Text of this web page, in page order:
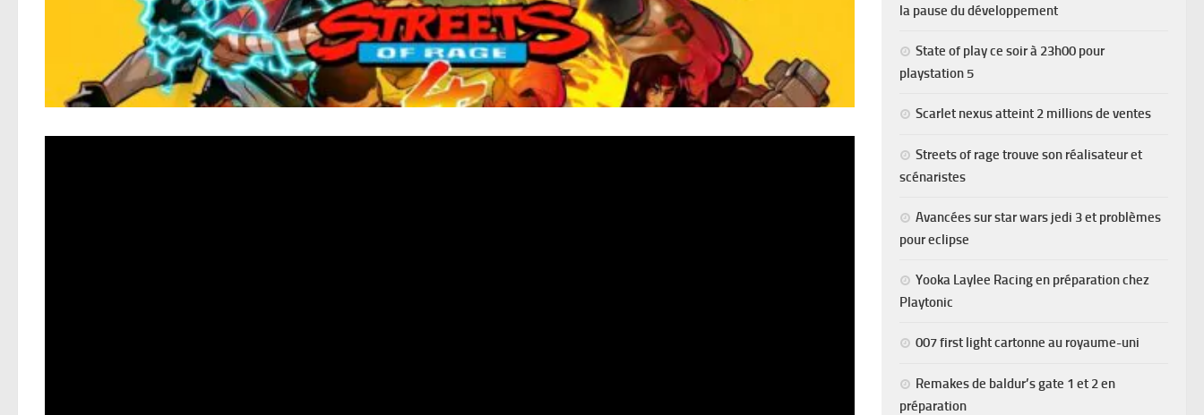
la pause du développement
State of play ce soir à 23h00 pour
playstation 5
Scarlet nexus atteint 2 millions de ventes
Streets of rage trouve son réalisateur et
scénaristes
Avancées sur star wars jedi 3 et problèmes
pour eclipse
Yooka Laylee Racing en préparation chez
Playtonic
007 first light cartonne au royaume-uni
Remakes de baldur’s gate 1 et 2 en
préparation